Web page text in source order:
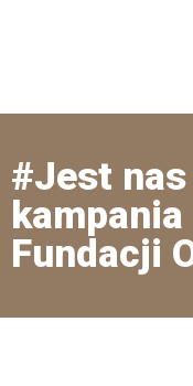
#Jest
kampania
Fundacji